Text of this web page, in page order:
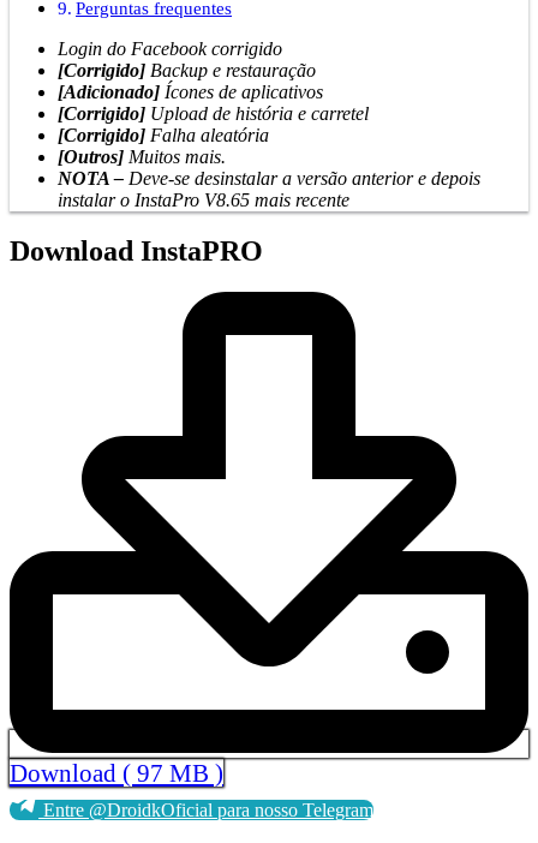
Perguntas frequentes
Login do Facebook corrigido
[Corrigido] Backup e restauração
[Adicionado] Ícones de aplicativos
[Corrigido] Upload de história e carretel
[Corrigido] Falha aleatória
[Outros] Muitos mais.
NOTA – Deve-se desinstalar a versão anterior e depois
instalar o InstaPro V8.65 mais recente
Download InstaPRO
Download ( 97 MB )
Entre @DroidkOficial para nosso Telegram